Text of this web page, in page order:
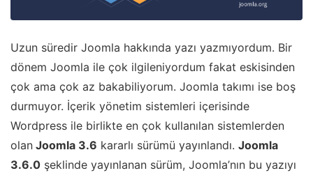
Uzun süredir Joomla hakkında yazı yazmıyordum. Bir
dönem Joomla ile çok ilgileniyordum fakat eskisinden
çok ama çok az bakabiliyorum. Joomla takımı ise boş
durmuyor. İçerik yönetim sistemleri içerisinde
Wordpress ile birlikte en çok kullanılan sistemlerden
olan Joomla 3.6 kararlı sürümü yayınlandı. Joomla
3.6.0 şeklinde yayınlanan sürüm, Joomla’nın bu yazıyı